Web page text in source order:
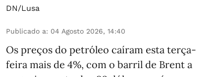
DN/Lusa
Publicado a: 04 Agosto 2026, 14:40
Os preços do petróleo caíram esta terça-
feira mais de 4%, com o barril de Brent a